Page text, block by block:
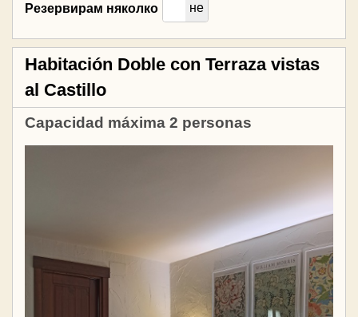
Резервирам няколко
да не
Habitación Doble con Terraza vistas
al Castillo
Capacidad máxima 2 personas